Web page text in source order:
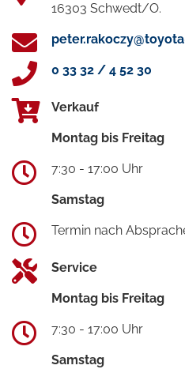
16303 Schwedt/O.
0 33 32 / 4 52 30
Verkauf
Montag bis Freitag
7:30 - 17:00 Uhr
Samstag
Termin nach
Service
Montag bis Freitag
7:30 - 17:00 Uhr
Samstag